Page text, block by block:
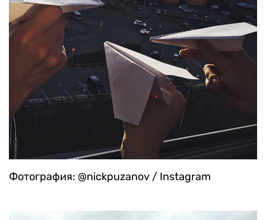
Фотография: @nickpuzanov / Instagram